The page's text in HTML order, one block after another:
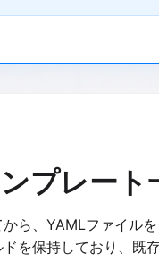
プレート
ら、YAMLファイル
を保持しており、既